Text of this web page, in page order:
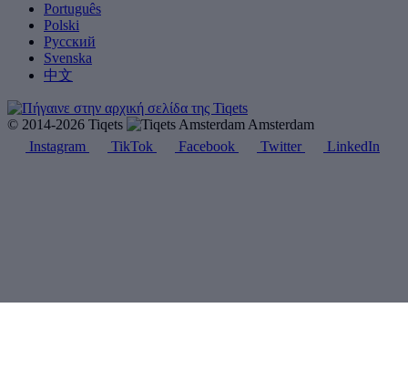
Português
Polski
Русский
Svenska
中文
© 2014-2026 Tiqets
Amsterdam
Instagram
TikTok Facebook Twitter LinkedIn